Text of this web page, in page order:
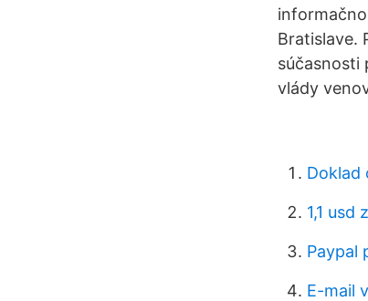
Bratislave.
súčasnosti
vlády
Doklad
1,1 usd
Paypal
E-mail